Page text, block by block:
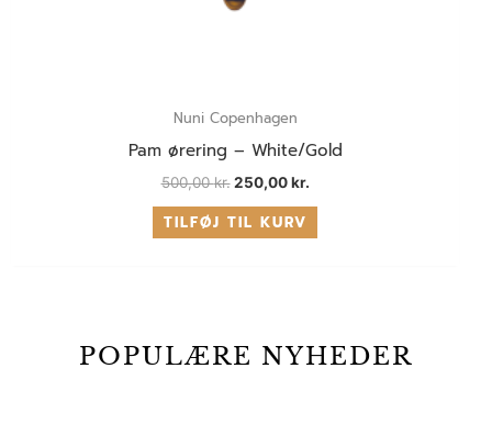
Nuni Copenhagen
Pam ørering – White/Gold
500,00kr. 250,00kr.
TILFØJ TIL KURV
POPULÆRE NYHEDER